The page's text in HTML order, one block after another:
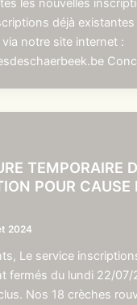
les nouvelles
déjà
notre site internet :
TEMPORAIRE
POUR CAUSE
2024
Le service
fermés du lundi 22/07/
Nos 18 crèches